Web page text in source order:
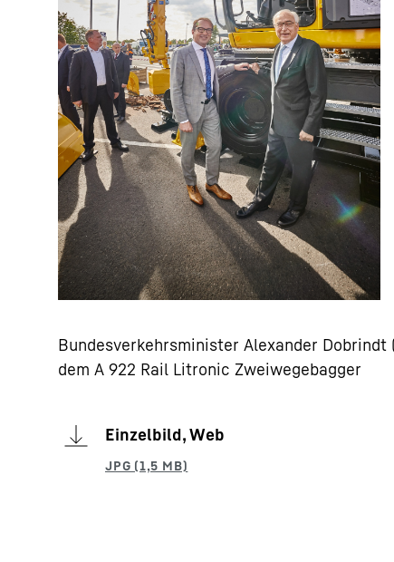
Bundesverkehrsminister Alexander
dem A 922 Rail Litronic Zweiwegebagger
Einzelbild, Web